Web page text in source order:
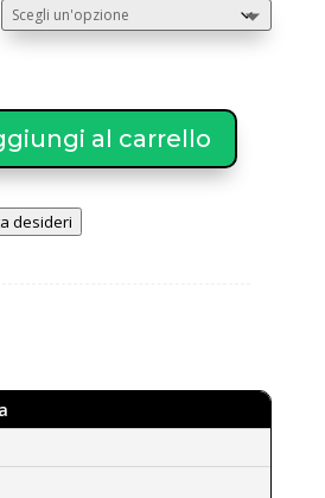
al carrello
desideri